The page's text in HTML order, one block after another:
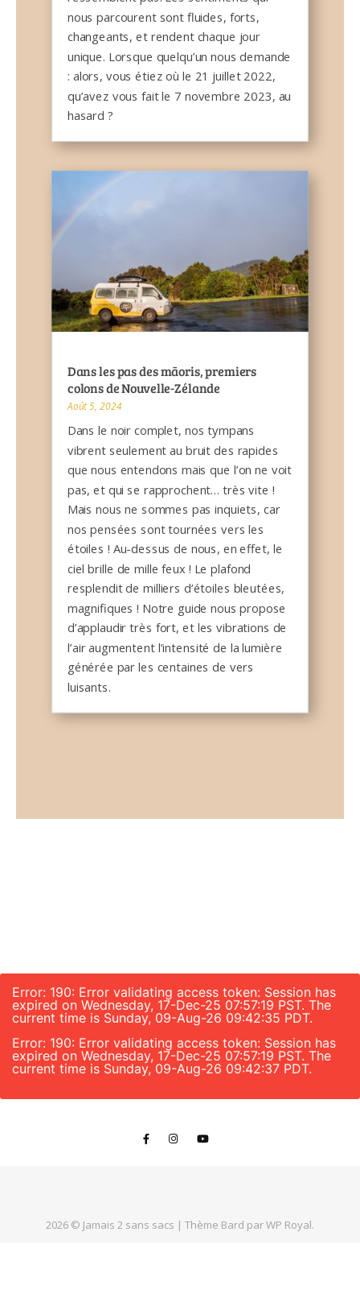
nous parcourent sont fluides, forts,
changeants, et rendent chaque jour
unique. Lorsque quelqu’un nous demande
: alors, vous étiez où le 21 juillet 2022,
qu’avez vous fait le 7 novembre 2023, au
hasard ?
Dans les pas des māoris, premiers
colons de Nouvelle-Zélande
Août 5, 2024
Dans le noir complet, nos tympans
vibrent seulement au bruit des rapides
que nous entendons mais que l’on ne voit
pas, et qui se rapprochent… très vite !
Mais nous ne sommes pas inquiets, car
nos pensées sont tournées vers les
étoiles ! Au-dessus de nous, en effet, le
ciel brille de mille feux ! Le plafond
resplendit de milliers d’étoiles bleutées,
magnifiques ! Notre guide nous propose
d’applaudir très fort, et les vibrations de
l’air augmentent l’intensité de la lumière
générée par les centaines de vers
luisants.
Error: 190: Error validating access token: Session has
expired on Wednesday, 17-Dec-25 07:57:19 PST. The
current time is Sunday, 09-Aug-26 09:42:35 PDT.
Error: 190: Error validating access token: Session has
expired on Wednesday, 17-Dec-25 07:57:19 PST. The
current time is Sunday, 09-Aug-26 09:42:37 PDT.
2026 © Jamais 2 sans sacs | Thème Bard parWP Royal.